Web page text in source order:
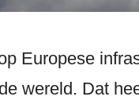
Europese
wereld. Dat